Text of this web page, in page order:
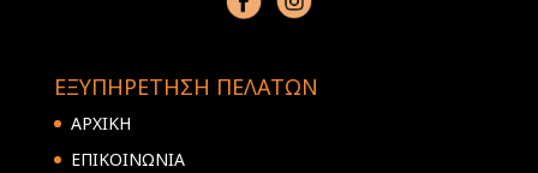
ΕΞΥΠΗΡΕΤΗΣΗ ΠΕΛΑΤΩΝ
ΑΡΧΙΚΗ
ΕΠΙΚΟΙΝΩΝΙΑ